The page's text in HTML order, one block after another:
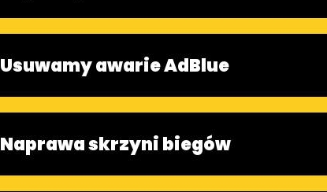
Usuwamy awarie AdBlue
Naprawa skrzyni biegów